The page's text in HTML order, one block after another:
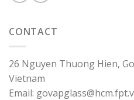
CONTACT
26 Nguyen Thuong Hien,
Vietnam
Email: